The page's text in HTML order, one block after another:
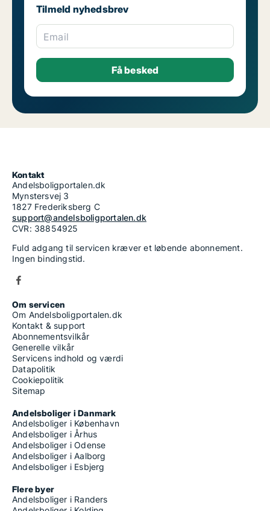
Tilmeld nyhedsbrev
Email
Kontakt
Andelsboligportalen.dk
Mynstersvej 3
1827 Frederiksberg C
support@andelsboligportalen.dk
CVR: 38854925
Fuld adgang til servicen kræver et løbende abonnement.
Ingen bindingstid.
Om servicen
Om Andelsboligportalen.dk
Kontakt & support
Abonnementsvilkår
Generelle vilkår
Servicens indhold og værdi
Datapolitik
Cookiepolitik
Sitemap
Andelsboliger i Danmark
Andelsboliger i København
Andelsboliger i Århus
Andelsboliger i Odense
Andelsboliger i Aalborg
Andelsboliger i Esbjerg
Flere byer
Andelsboliger i Randers